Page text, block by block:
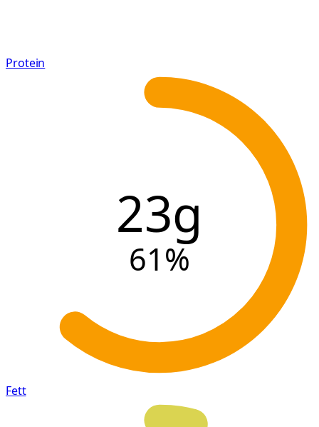
Protein
23g
61%
Fett